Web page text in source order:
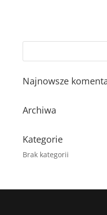
Najnowsze
Archiwa
Kategorie
Brak kategorii